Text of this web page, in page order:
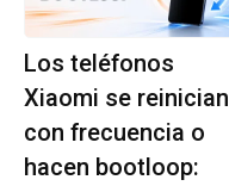
Los teléfonos
Xiaomi se reinician
con frecuencia o
hacen bootloop: